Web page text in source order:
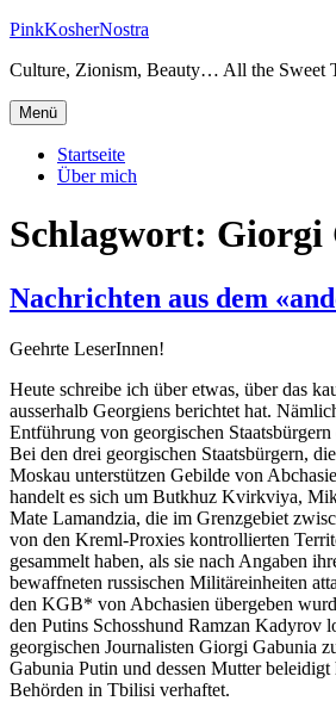
Zum
springen
PinkKosherNostra
Culture, Zionism, Beauty… All the Sweet
Menü
Startseite
Über mich
Schlagwort: Giorgi
Nachrichten aus dem
Geehrte LeserInnen!
Heute schreibe ich über etwas, über das
ausserhalb Georgiens berichtet hat.
Entführung von georgischen
Bei den drei georgischen Staatsbürgern,
Moskau unterstützen Gebilde von
handelt es sich um Butkhuz Kvirkviya,
Mate Lamandzia, die im Grenzgebiet
von den Kreml-Proxies kontrollierten
gesammelt haben, als sie nach Angaben
bewaffneten russischen Militäreinheiten
den KGB* von Abchasien übergeben
den Putins Schosshund Ramzan Kadyrov
georgischen Journalisten Giorgi Gabunia
Gabunia Putin und dessen Mutter
Behörden in Tbilisi verhaftet.